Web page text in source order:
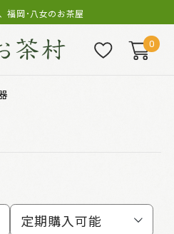
福岡･八女のお茶屋
0
定期購入可能